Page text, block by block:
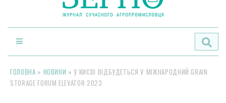
ГОЛОВНА » НОВИНИ » У КИЄВІ ВІДБУДЕТЬСЯ V МІЖНАРОДНИЙ GRAIN
STORAGE FORUM ELEVATOR 2023